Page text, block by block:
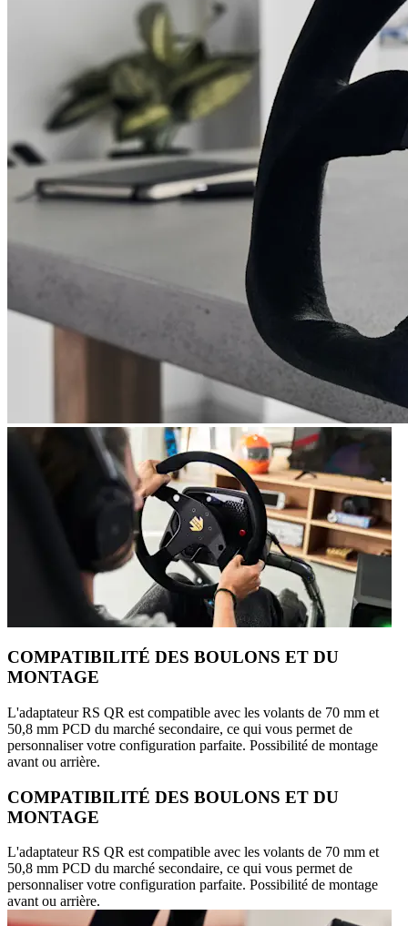
COMPATIBILITÉ DES BOULONS ET DU
MONTAGE
L'adaptateur RS QR est compatible avec les volants de 70 mm et
50,8 mm PCD du marché secondaire, ce qui vous permet de
personnaliser votre configuration parfaite. Possibilité de montage
avant ou arrière.
COMPATIBILITÉ DES BOULONS ET DU
MONTAGE
L'adaptateur RS QR est compatible avec les volants de 70 mm et
50,8 mm PCD du marché secondaire, ce qui vous permet de
personnaliser votre configuration parfaite. Possibilité de montage
avant ou arrière.